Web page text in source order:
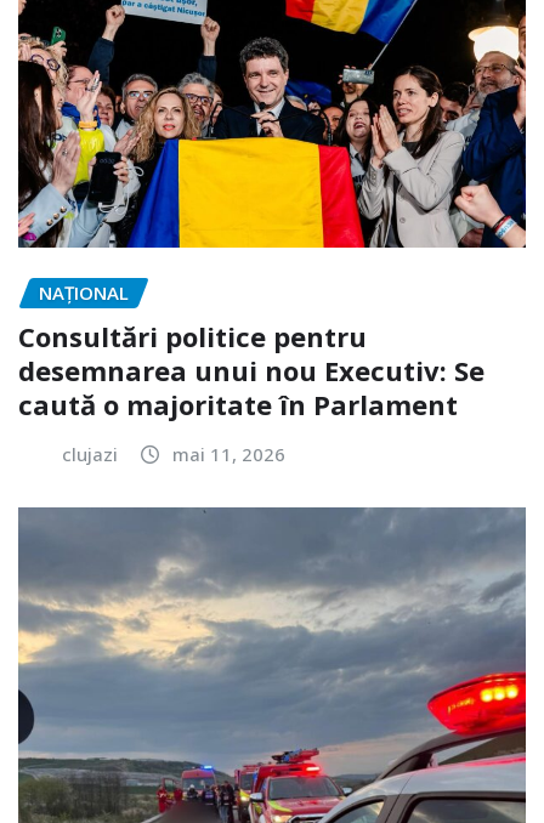
NAŢIONAL
Consultări politice pentru
desemnarea unui nou Executiv: Se
caută o majoritate în Parlament
clujazi mai 11, 2026